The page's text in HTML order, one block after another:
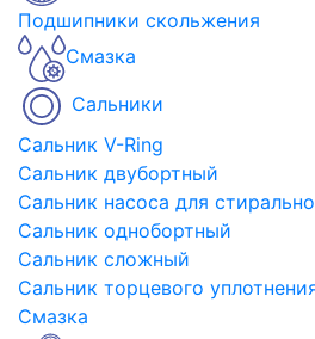
Подшипники скольжения
Смазка
Сальники
Сальник V-Ring
Сальник двубортный
Сальник насоса для
Сальник однобортный
Сальник сложный
Сальник торцевого
Смазка